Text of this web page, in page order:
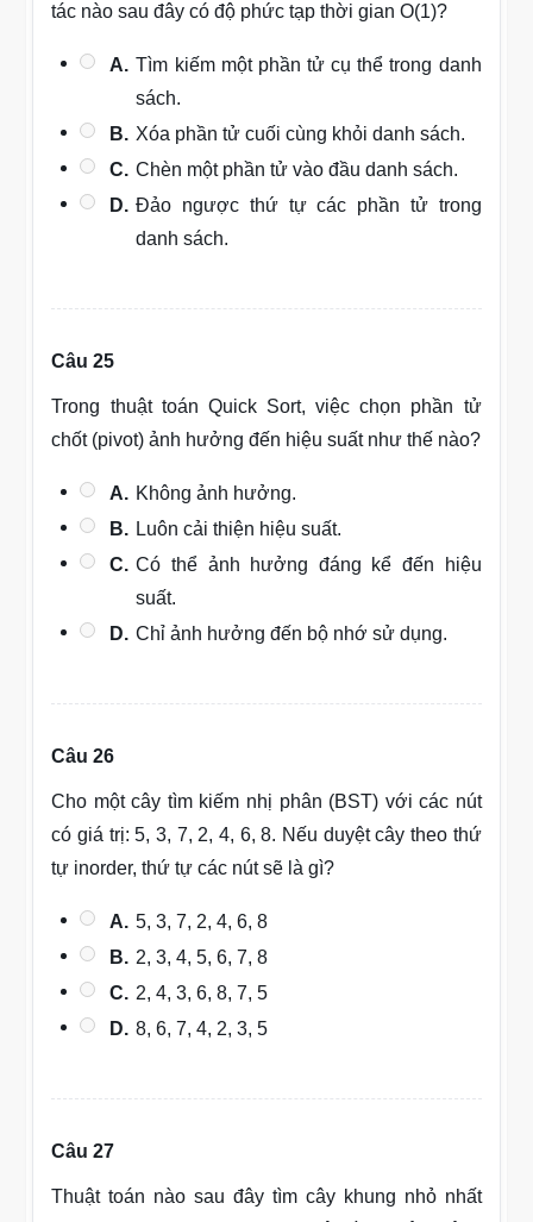
tác nào sau đây có độ phức tạp thời gian O(1)?
A. Tìm kiếm một phần tử cụ thể trong danh
sách.
B. Xóa phần tử cuối cùng khỏi danh sách.
C. Chèn một phần tử vào đầu danh sách.
D. Đảo ngược thứ tự các phần tử trong
danh sách.
Câu 25
Trong thuật toán Quick Sort, việc chọn phần tử
chốt (pivot) ảnh hưởng đến hiệu suất như thế nào?
A. Không ảnh hưởng.
B. Luôn cải thiện hiệu suất.
C. Có thể ảnh hưởng đáng kể đến hiệu
suất.
D. Chỉ ảnh hưởng đến bộ nhớ sử dụng.
Câu 26
Cho một cây tìm kiếm nhị phân (BST) với các nút
có giá trị: 5, 3, 7, 2, 4, 6, 8. Nếu duyệt cây theo thứ
tự inorder, thứ tự các nút sẽ là gì?
A. 5, 3, 7, 2, 4, 6, 8
B. 2, 3, 4, 5, 6, 7, 8
C. 2, 4, 3, 6, 8, 7, 5
D. 8, 6, 7, 4, 2, 3, 5
Câu 27
Thuật toán nào sau đây tìm cây khung nhỏ nhất